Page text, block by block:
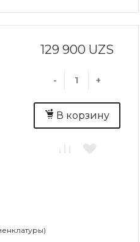
129 900 UZS
- +
В корзину